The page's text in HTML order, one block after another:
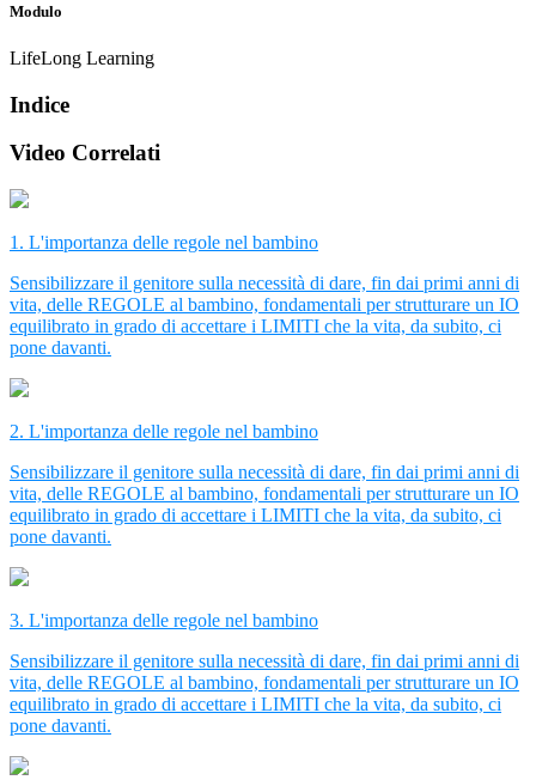
Modulo
LifeLong Learning
Indice
Video Correlati
1. L'importanza delle regole nel bambino
Sensibilizzare il genitore sulla necessità di dare, fin dai primi anni di
vita, delle REGOLE al bambino, fondamentali per strutturare un IO
equilibrato in grado di accettare i LIMITI che la vita, da subito, ci
pone davanti.
2. L'importanza delle regole nel bambino
Sensibilizzare il genitore sulla necessità di dare, fin dai primi anni di
vita, delle REGOLE al bambino, fondamentali per strutturare un IO
equilibrato in grado di accettare i LIMITI che la vita, da subito, ci
pone davanti.
3. L'importanza delle regole nel bambino
Sensibilizzare il genitore sulla necessità di dare, fin dai primi anni di
vita, delle REGOLE al bambino, fondamentali per strutturare un IO
equilibrato in grado di accettare i LIMITI che la vita, da subito, ci
pone davanti.